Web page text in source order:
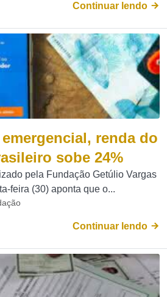
Continuar lendo
renda do
sobe 24%
pela Fundação Getúlio Vargas
feira (30) aponta que o...
Continuar lendo